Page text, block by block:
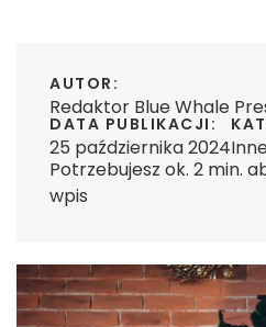
AUTOR:
Redaktor Blue Whale
DATA PUBLIKACJI:
25 października 2024
Potrzebujesz ok. 2 min.
wpis